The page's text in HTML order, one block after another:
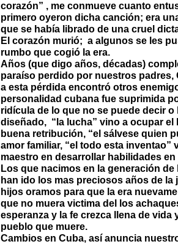
corazón” , me conmueve cuanto
primero oyeron dicha canción; era
que se había librado de una cruel
El corazón murió; a algunos se les
rumbo que cogió la era.
Años (que digo años, décadas)
paraíso perdido por nuestros
a esta pérdida encontró otros
personalidad cubana fue suprimida
ridícula de lo que no se puede decir
diseñado, “la lucha” vino a ocupar
buena retribución, “el sálvese quien
amor familiar, “el todo esta
maestro en desarrollar habilidades
Los que nacimos en la generación
han ido los mas preciosos años de
hijos oramos para que la era
que no muera victima del los
esperanza y la fe crezca llena de
pueblo que muere.
Cambios en Cuba, así anuncia